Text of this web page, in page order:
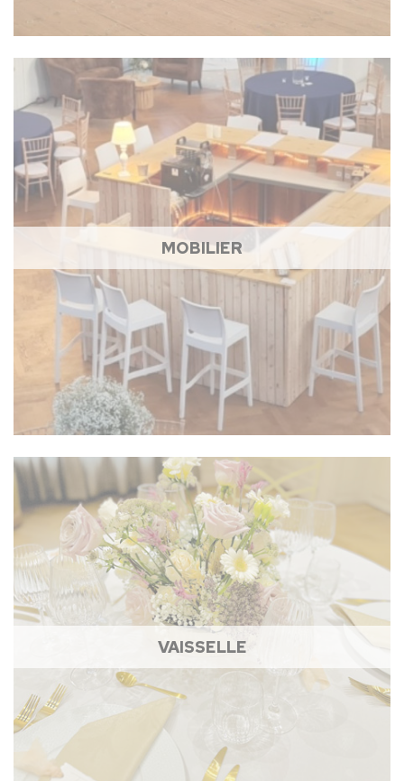
MOBILIER
VAISSELLE